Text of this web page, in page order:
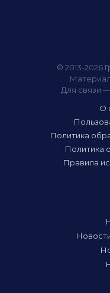
© 2013-2026
Для связи —
О
Политика
Политика
Правила